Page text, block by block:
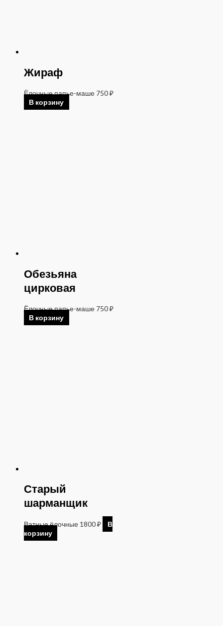
Жираф
Ёлочные папье-маше 750₽
В корзину
Обезьяна
цирковая
Ёлочные папье-маше 750₽
В корзину
Старый
шарманщик
Ватные ёлочные 1800₽
В
корзину